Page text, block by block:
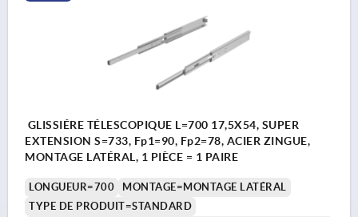
GLISSIÉRE TÉLESCOPIQUE L=700 17,5X54, SUPER
EXTENSION S=733, Fp1=90, Fp2=78, ACIER ZINGUE,
MONTAGE LATÉRAL, 1 PIÈCE = 1 PAIRE
LONGUEUR=700
MONTAGE=MONTAGE LATÉRAL
TYPE DE PRODUIT=STANDARD